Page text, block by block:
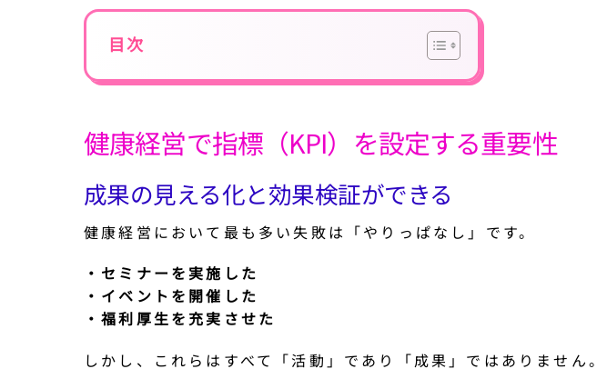
目次
健康経営で指標（KPI）を設定する重要性
成果の見える化と効果検証ができる
健康経営において最も多い失敗は「やりっぱなし」です。
・セミナーを実施した
・イベントを開催した
・福利厚生を充実させた
しかし、これらはすべて「活動」であり「成果」ではありません。